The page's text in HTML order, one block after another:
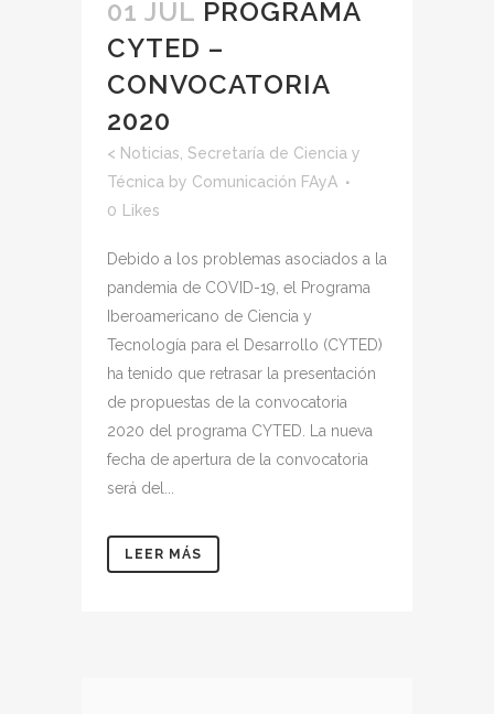
01 JUL PROGRAMA
CYTED –
CONVOCATORIA
2020
< Noticias Secretaría de Ciencia y
Técnica by Comunicación FAyA
0 Likes
Debido a los problemas asociados a la
pandemia de COVID-19, el Programa
Iberoamericano de Ciencia y
Tecnología para el Desarrollo (CYTED)
ha tenido que retrasar la presentación
de propuestas de la convocatoria
2020 del programa CYTED. La nueva
fecha de apertura de la convocatoria
será del...
LEER MÁS